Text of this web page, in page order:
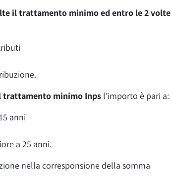
il trattamento minimo ed entro le 2 volte
trattamento minimo Inps l’importo è pari a:
anni
a 25 anni.
nella corresponsione della somma